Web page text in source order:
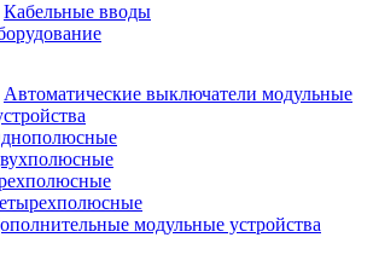
Кабельные вводы
Автоматические выключатели модульные
модульные устройства